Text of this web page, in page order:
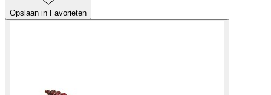
Opslaan in Favorieten